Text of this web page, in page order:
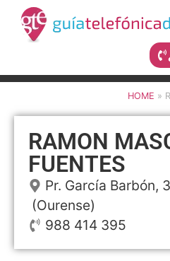
HOME »
RAMON
FUENTES
Pr. García Barbón, 3
(Ourense)
988 414 395